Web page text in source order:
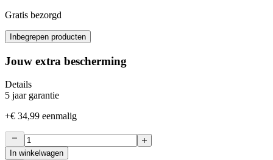
Gratis bezorgd
Inbegrepen producten
Jouw extra bescherming
Details
5 jaar garantie
+€ 34,99 eenmalig
In winkelwagen